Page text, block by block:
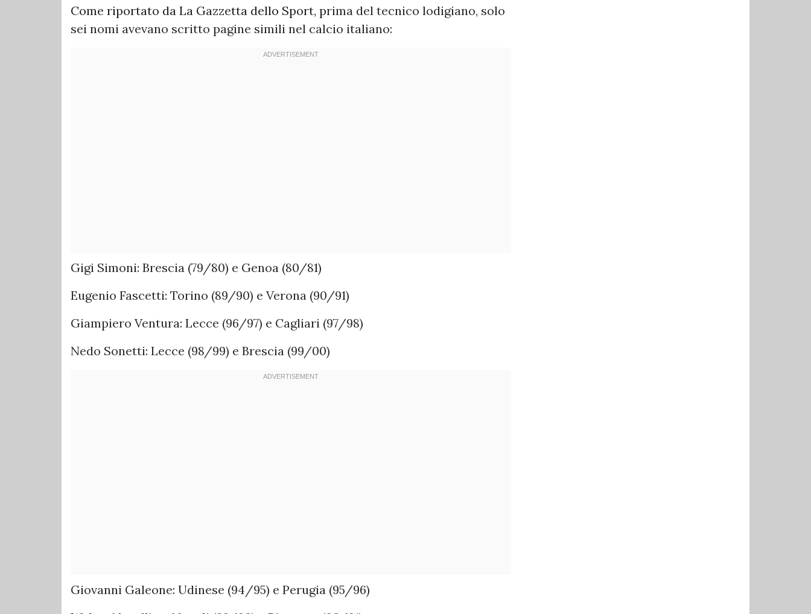
Come riportato da La Gazzetta dello Sport, prima del tecnico lodigiano, solo
sei nomi avevano scritto pagine simili nel calcio italiano:
Gigi Simoni: Brescia (79/80) e Genoa (80/81)
Eugenio Fascetti: Torino (89/90) e Verona (90/91)
Giampiero Ventura: Lecce (96/97) e Cagliari (97/98)
Nedo Sonetti: Lecce (98/99) e Brescia (99/00)
Giovanni Galeone: Udinese (94/95) e Perugia (95/96)